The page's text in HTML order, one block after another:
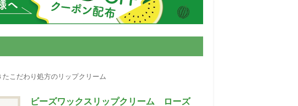
こだわり処方のリップクリーム
ビーズワックスリップクリーム ローズ